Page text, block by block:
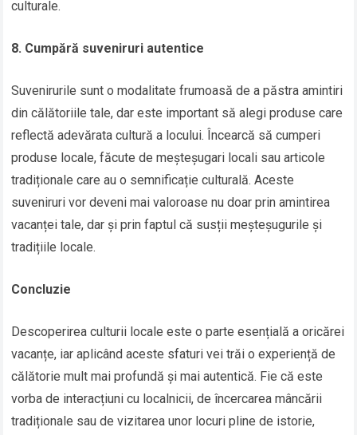
culturale.
8. Cumpără suveniruri autentice
Suvenirurile sunt o modalitate frumoasă de a păstra amintiri
din călătoriile tale, dar este important să alegi produse care
reflectă adevărata cultură a locului. Încearcă să cumperi
produse locale, făcute de meșteșugari locali sau articole
tradiționale care au o semnificație culturală. Aceste
suveniruri vor deveni mai valoroase nu doar prin amintirea
vacanței tale, dar și prin faptul că susții meșteșugurile și
tradițiile locale.
Concluzie
Descoperirea culturii locale este o parte esențială a oricărei
vacanțe, iar aplicând aceste sfaturi vei trăi o experiență de
călătorie mult mai profundă și mai autentică. Fie că este
vorba de interacțiuni cu localnicii, de încercarea mâncării
tradiționale sau de vizitarea unor locuri pline de istorie,